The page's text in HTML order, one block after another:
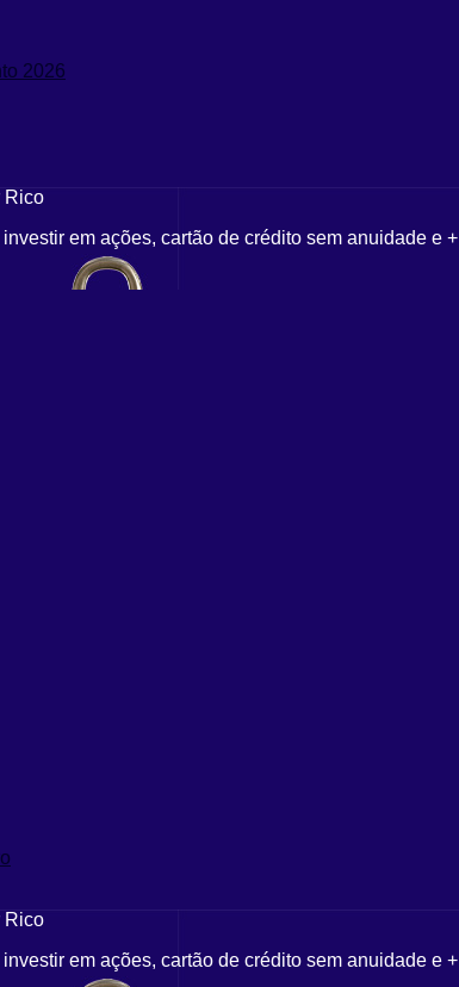
2026
Rico
em ações, cartão de crédito sem anuidade e +
Rico
em ações, cartão de crédito sem anuidade e +